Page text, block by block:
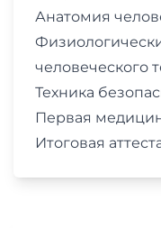
Анатомия
человеческого
Техника
Первая
Итоговая